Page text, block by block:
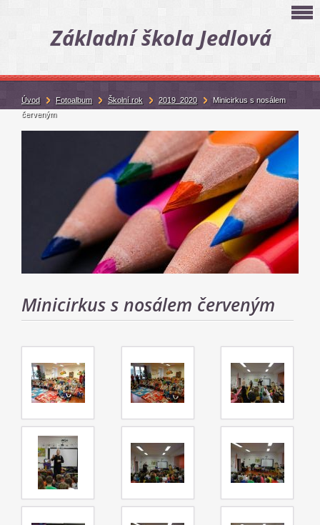
Základní škola Jedlová
Minicirkus s nosálem červeným
Úvod Fotoalbum Školní rok 2019_2020
Minicirkus s nosálem
červeným